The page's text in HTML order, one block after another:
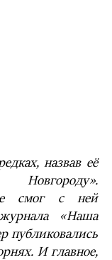
назвав её
смог с ней
«Наша
публиковались
И главное,